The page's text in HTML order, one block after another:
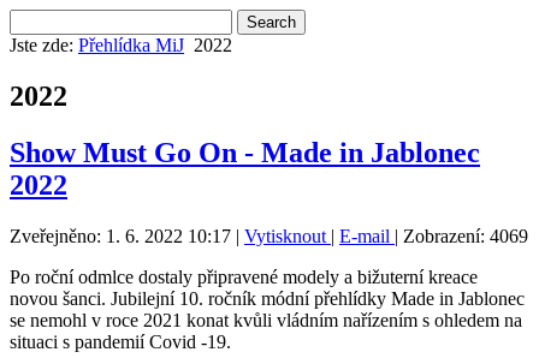
Jste zde: Přehlídka MiJ 2022
2022
Show Must Go On - Made in Jablonec
2022
Zveřejněno: 1. 6. 2022 10:17 | Vytisknout | E-mail | Zobrazení: 4069
Po roční odmlce dostaly připravené modely a bižuterní kreace
novou šanci. Jubilejní 10. ročník módní přehlídky Made in Jablonec
se nemohl v roce 2021 konat kvůli vládním nařízením s ohledem na
situaci s pandemií Covid -19.